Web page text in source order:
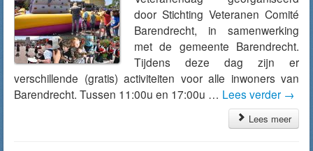
door Stichting Veteranen Comité
Barendrecht, in samenwerking
met de gemeente Barendrecht.
Tijdens deze dag zijn er
verschillende (gratis) activiteiten voor alle inwoners van
Barendrecht. Tussen 11:00u en 17:00u … Lees verder →
Lees meer